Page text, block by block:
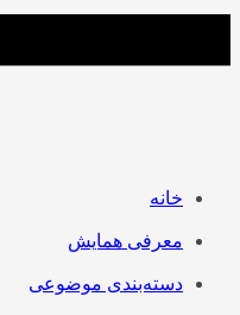
خانه
معرفی همایش
دسته‌بندی موضوعی